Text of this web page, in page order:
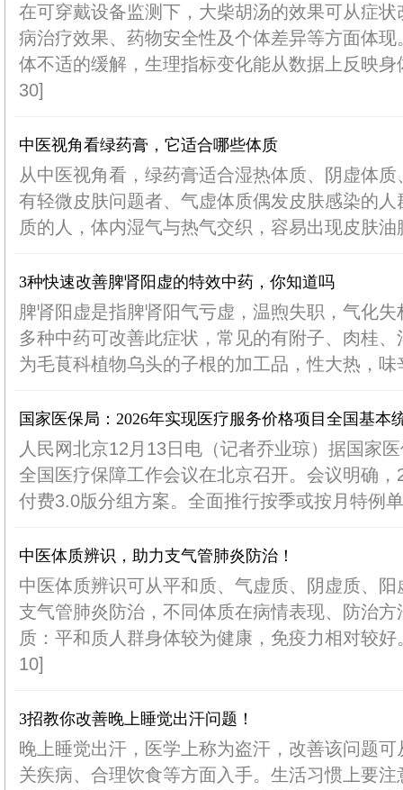
在可穿戴设备监测下，大柴胡汤的效果可从症
病治疗效果、药物安全性及个体差异等方面体
体不适的缓解，生理指标变化能从数据上反映
30]
中医视角看绿药膏，它适合哪些体质
从中医视角看，绿药膏适合湿热体质、阴虚体
有轻微皮肤问题者、气虚体质偶发皮肤感染的
质的人，体内湿气与热气交织，容易出现皮肤
3种快速改善脾肾阳虚的特效中药，你知道吗
脾肾阳虚是指脾肾阳气亏虚，温煦失职，气化
多种中药可改善此症状，常见的有附子、肉桂
为毛茛科植物乌头的子根的加工品，性大热，
国家医保局：2026年实现医疗服务价格项目全国基本
人民网北京12月13日电（记者乔业琼）据国家
全国医疗保障工作会议在北京召开。会议明确
付费3.0版分组方案。全面推行按季或按月特例
中医体质辨识，助力支气管肺炎防治！
中医体质辨识可从平和质、气虚质、阴虚质、
支气管肺炎防治，不同体质在病情表现、防治
质：平和质人群身体较为健康，免疫力相对较
10]
3招教你改善晚上睡觉出汗问题！
晚上睡觉出汗，医学上称为盗汗，改善该问题
关疾病、合理饮食等方面入手。生活习惯上要